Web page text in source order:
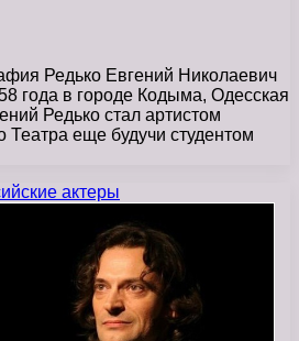
Редько Евгений Николаевич
года в городе Кодыма, Одесская
Редько стал артистом
Театра еще будучи студентом
актеры